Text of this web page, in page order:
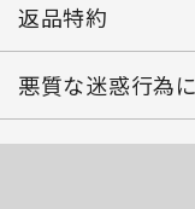
返品特約
悪質な迷惑行為